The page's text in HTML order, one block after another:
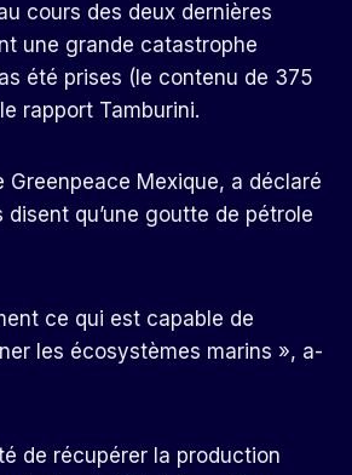
cours des deux dernières
une grande catastrophe
été prises (le contenu de 375
rapport Tamburini.
Greenpeace Mexique, a déclaré
qu’une goutte de pétrole
ce qui est capable de
les écosystèmes marins », a-
de récupérer la production